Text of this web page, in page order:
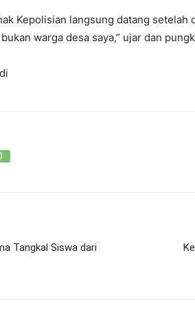
Kepolisian langsung datang setelah
warga desa saya,” ujar dan
Tangkal Siswa dari